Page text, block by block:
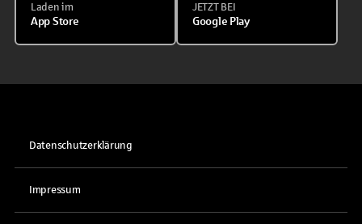
Laden im
App Store
JETZT BEI
Google Play
Datenschutzerklärung
Impressum